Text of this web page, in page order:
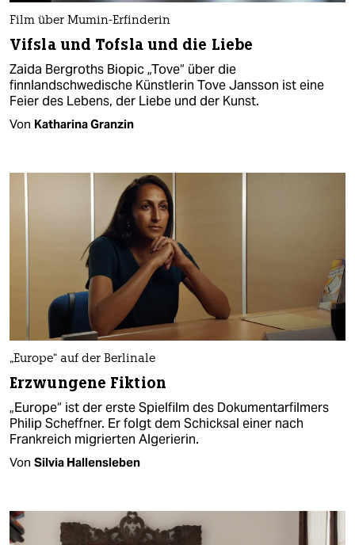
Film über Mumin-Erfinderin
Vifsla und Tofsla und die Liebe
Zaida Bergroths Biopic „Tove“ über die
finnlandschwedische Künstlerin Tove Jansson ist eine
Feier des Lebens, der Liebe und der Kunst.
Von Katharina Granzin
„Europe“ auf der Berlinale
Erzwungene Fiktion
„Europe“ ist der erste Spielfilm des Dokumentarfilmers
Philip Scheffner. Er folgt dem Schicksal einer nach
Frankreich migrierten Algerierin.
Von Silvia Hallensleben